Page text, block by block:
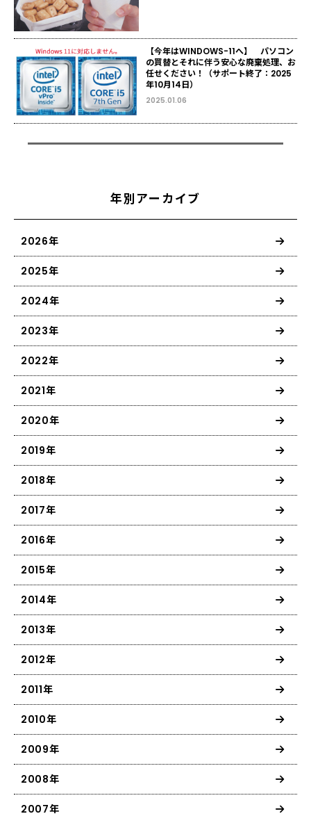
【今年はWINDOWS-11へ】 パソコン
の買替とそれに伴う安心な廃棄処理、お
任せください！（サポート終了：2025
年10月14日）
2025.01.06
年別アーカイブ
2026年
2025年
2024年
2023年
2022年
2021年
2020年
2019年
2018年
2017年
2016年
2015年
2014年
2013年
2012年
2011年
2010年
2009年
2008年
2007年